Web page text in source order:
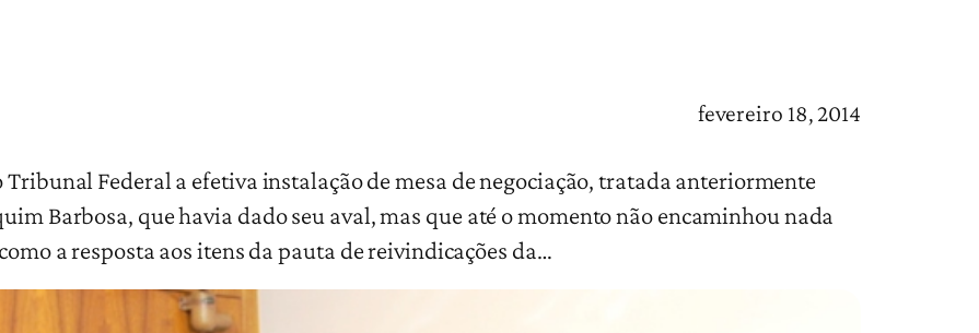
fevereiro 18, 2014
Federal a efetiva instalação de mesa de negociação, tratada anteriormente
Barbosa, que havia dado seu aval, mas que até o momento não encaminhou nada
a resposta aos itens da pauta de reivindicações da…